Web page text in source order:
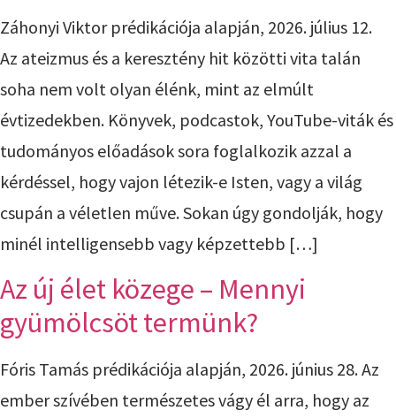
Záhonyi Viktor prédikációja alapján, 2026. július 12.
Az ateizmus és a keresztény hit közötti vita talán
soha nem volt olyan élénk, mint az elmúlt
évtizedekben. Könyvek, podcastok, YouTube-viták és
tudományos előadások sora foglalkozik azzal a
kérdéssel, hogy vajon létezik-e Isten, vagy a világ
csupán a véletlen műve. Sokan úgy gondolják, hogy
minél intelligensebb vagy képzettebb […]
Az új élet közege – Mennyi
gyümölcsöt termünk?
Fóris Tamás prédikációja alapján, 2026. június 28. Az
ember szívében természetes vágy él arra, hogy az